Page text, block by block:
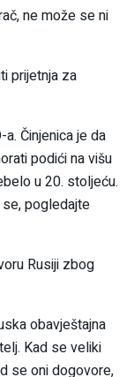
ne može se ni
prijetnja za
Činjenica je da
podići na višu
u 20. stoljeću.
pogledajte
Rusiji zbog
obavještajna
Kad se veliki
se oni dogovore,